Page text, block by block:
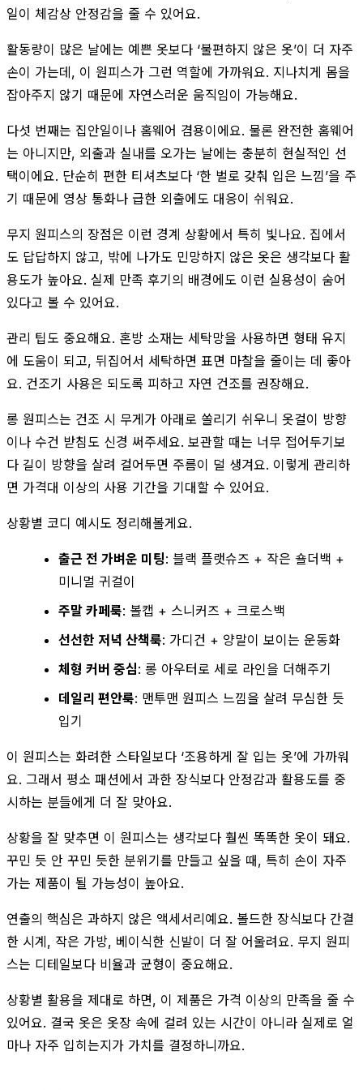
일이 체감상 안정감을 줄 수 있어요.
활동량이 많은 날에는 예쁜 옷보다 ‘불편하지 않은 옷’이 더 자주
손이 가는데, 이 원피스가 그런 역할에 가까워요. 지나치게 몸을
잡아주지 않기 때문에 자연스러운 움직임이 가능해요.
다섯 번째는 집안일이나 홈웨어 겸용이에요. 물론 완전한 홈웨어
는 아니지만, 외출과 실내를 오가는 날에는 충분히 현실적인 선
택이에요. 단순히 편한 티셔츠보다 ‘한 벌로 갖춰 입은 느낌’을 주
기 때문에 영상 통화나 급한 외출에도 대응이 쉬워요.
무지 원피스의 장점은 이런 경계 상황에서 특히 빛나요. 집에서
도 답답하지 않고, 밖에 나가도 민망하지 않은 옷은 생각보다 활
용도가 높아요. 실제 만족 후기의 배경에도 이런 실용성이 숨어
있다고 볼 수 있어요.
관리 팁도 중요해요. 혼방 소재는 세탁망을 사용하면 형태 유지
에 도움이 되고, 뒤집어서 세탁하면 표면 마찰을 줄이는 데 좋아
요. 건조기 사용은 되도록 피하고 자연 건조를 권장해요.
롱 원피스는 건조 시 무게가 아래로 쏠리기 쉬우니 옷걸이 방향
이나 수건 받침도 신경 써주세요. 보관할 때는 너무 접어두기보
다 길이 방향을 살려 걸어두면 주름이 덜 생겨요. 이렇게 관리하
면 가격대 이상의 사용 기간을 기대할 수 있어요.
상황별 코디 예시도 정리해볼게요.
출근 전 가벼운 미팅: 블랙 플랫슈즈 + 작은 숄더백 +
미니멀 귀걸이
주말 카페룩: 볼캡 + 스니커즈 + 크로스백
선선한 저녁 산책룩: 가디건 + 양말이 보이는 운동화
체형 커버 중심: 롱 아우터로 세로 라인을 더해주기
데일리 편안룩: 맨투맨 원피스 느낌을 살려 무심한 듯
입기
이 원피스는 화려한 스타일보다 ‘조용하게 잘 입는 옷’에 가까워
요. 그래서 평소 패션에서 과한 장식보다 안정감과 활용도를 중
시하는 분들에게 더 잘 맞아요.
상황을 잘 맞추면 이 원피스는 생각보다 훨씬 똑똑한 옷이 돼요.
꾸민 듯 안 꾸민 듯한 분위기를 만들고 싶을 때, 특히 손이 자주
가는 제품이 될 가능성이 높아요.
연출의 핵심은 과하지 않은 액세서리예요. 볼드한 장식보다 간결
한 시계, 작은 가방, 베이식한 신발이 더 잘 어울려요. 무지 원피
스는 디테일보다 비율과 균형이 중요해요.
상황별 활용을 제대로 하면, 이 제품은 가격 이상의 만족을 줄 수
있어요. 결국 옷은 옷장 속에 걸려 있는 시간이 아니라 실제로 얼
마나 자주 입히는지가 가치를 결정하니까요.